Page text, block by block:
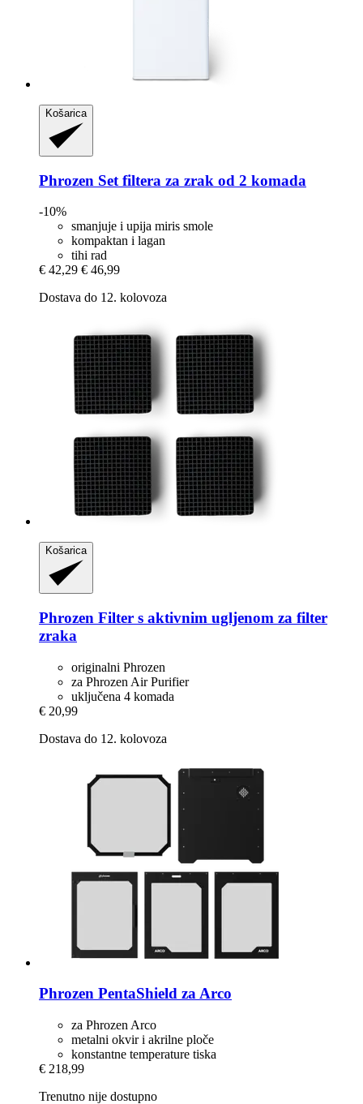
Košarica
Phrozen Set filtera za zrak od 2 komada
-10%
smanjuje i upija miris smole
kompaktan i lagan
tihi rad
€ 42,29 € 46,99
Dostava do 12. kolovoza
Košarica
Phrozen Filter s aktivnim ugljenom za filter
zraka
originalni Phrozen
za Phrozen Air Purifier
uključena 4 komada
€ 20,99
Dostava do 12. kolovoza
Phrozen PentaShield za Arco
za Phrozen Arco
metalni okvir i akrilne ploče
konstantne temperature tiska
€ 218,99
Trenutno nije dostupno